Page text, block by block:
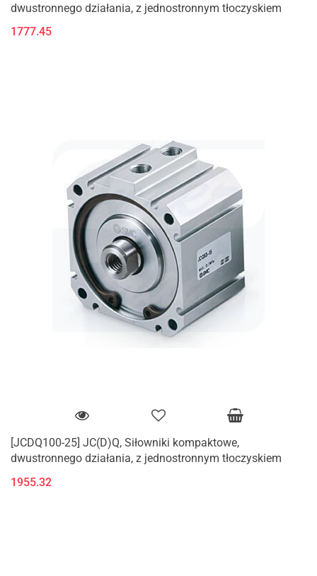
dwustronnego działania, z jednostronnym tłoczyskiem
1777.45
[JCDQ100-25] JC(D)Q, Siłowniki kompaktowe,
dwustronnego działania, z jednostronnym tłoczyskiem
1955.32